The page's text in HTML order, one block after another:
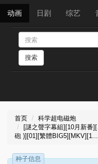
动画 日剧 综艺
搜索
首页
科学超电磁炮
[謎之聲字幕組][10月新番
砲 )][01][繁體BIG5][MKV][1...
种子信息